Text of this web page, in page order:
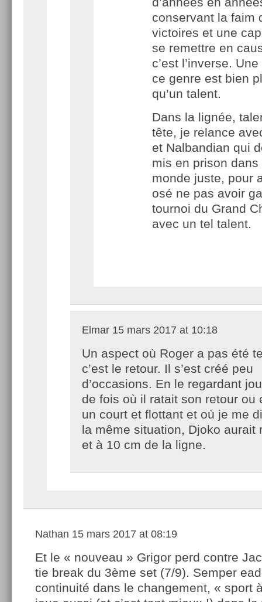
conservant la faim
victoires et une
se remettre en
c’est l’inverse.
ce genre est bien
qu’un talent.
Dans la lignée,
tête, je relance
et Nalbandian qui
mis en prison dans
monde juste, pour
osé ne pas avoir
tournoi du Grand
avec un tel talent.
Elmar 15 mars 2017 at 10:18
Un aspect où Roger a pas été
c’est le retour. Il s’est créé peu
d’occasions. En le regardant
de fois où il ratait son retour ou
un court et flottant et où je me
la même situation, Djoko aurait
et à 10 cm de la ligne.
Nathan 15 mars 2017 at 08:19
Et le « nouveau » Grigor perd contre
tie break du 3ème set (7/9). Semper
continuité dans le changement, « sport